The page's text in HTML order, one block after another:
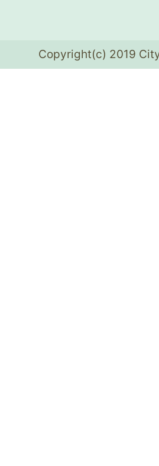
Copyright(c) 2019